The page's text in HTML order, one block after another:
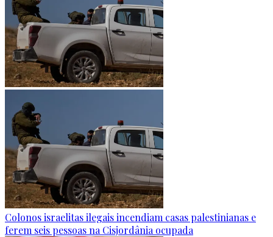
Colonos israelitas ilegais incendiam casas palestinianas e
ferem seis pessoas na Cisjordânia ocupada